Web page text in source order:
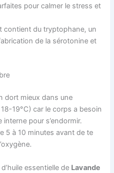
pour calmer le stress et
contient du tryptophane, un
de la sérotonine et
dort mieux dans une
19°C) car le corps a besoin
pour s’endormir.
5 à 10 minutes avant de te
essentielle de Lavande